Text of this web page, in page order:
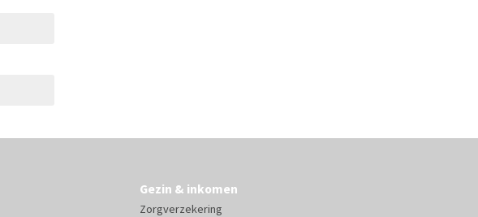
Gezin & inkomen
Zorgverzekering